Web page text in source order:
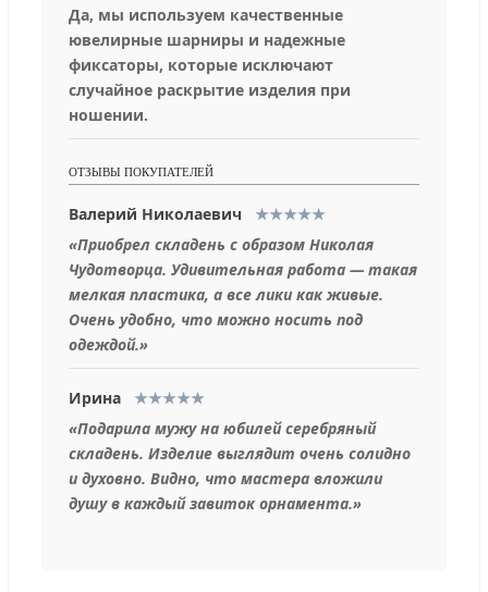
Да, мы используем качественные
ювелирные шарниры и надежные
фиксаторы, которые исключают
случайное раскрытие изделия при
ношении.
ОТЗЫВЫ ПОКУПАТЕЛЕЙ
Валерий Николаевич
★★★★★
«Приобрел складень с образом Николая
Чудотворца. Удивительная работа — такая
мелкая пластика, а все лики как живые.
Очень удобно, что можно носить под
одеждой.»
Ирина
★★★★★
«Подарила мужу на юбилей серебряный
складень. Изделие выглядит очень солидно
и духовно. Видно, что мастера вложили
душу в каждый завиток орнамента.»